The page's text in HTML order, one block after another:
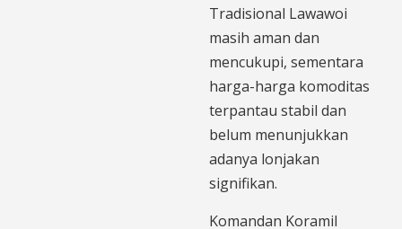
Tradisional Lawawoi
masih aman dan
mencukupi, sementara
harga-harga komoditas
terpantau stabil dan
belum menunjukkan
adanya lonjakan
signifikan.
​Komandan Koramil